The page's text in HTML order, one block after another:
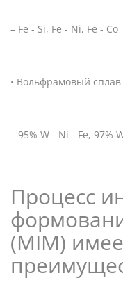
– Fe - Si, Fe - Ni, Fe - Co
• Вольфрамовый сплав
– 95% W - Ni - Fe, 97%
Процесс
(MIM)